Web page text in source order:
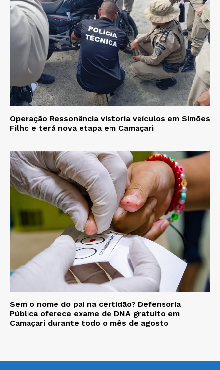
Operação Ressonância vistoria veículos em Simões
Filho e terá nova etapa em Camaçari
Sem o nome do pai na certidão? Defensoria
Pública oferece exame de DNA gratuito em
Camaçari durante todo o mês de agosto